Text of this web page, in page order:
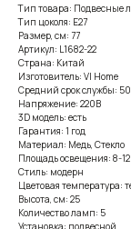
Тип товара: Подвесные
Тип цоколя: E27
Размер, см: 77
Артикул: L1682-22
Страна: Китай
Изготовитель: VI Home
Средний срок службы:
Напряжение: 220В
3D модель: есть
Гарантия: 1 год
Материал: Медь, Стекло
Площадь освещения: 8-
Стиль: модерн
Цветовая температура:
Высота, см: 25
Количество ламп: 5
Установка: подвесной